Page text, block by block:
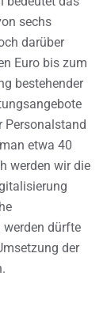
sechs
darüber
Euro bis zum
bestehender
Personalstand
etwa 40
werden wir die
werden dürfte
der